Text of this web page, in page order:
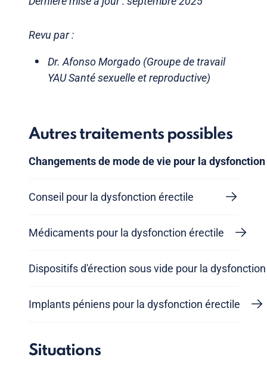
Revu par :
Dr. Afonso Morgado (Groupe de travail
YAU Santé sexuelle et reproductive)
Autres traitements possibles
Changements de mode de vie pour la
Conseil pour la dysfonction érectile
Médicaments pour la dysfonction érectile
Dispositifs d'érection sous vide pour la
Implants péniens pour la dysfonction érectile
Situations